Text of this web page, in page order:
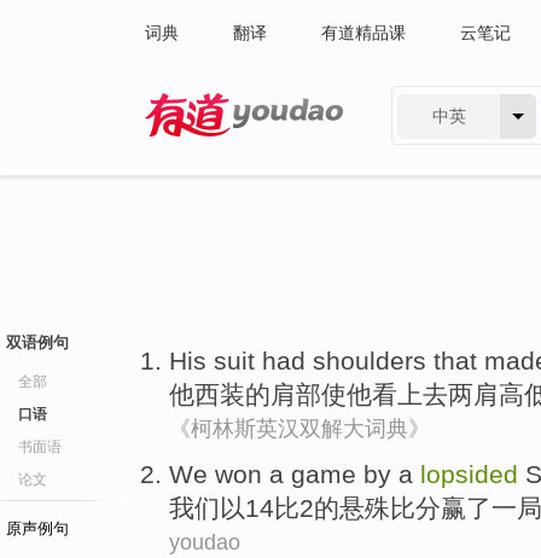
词典 翻译 有道精品课 云笔记
中英
双语例句
全部
口语
书面语
论文
原声例句
His suit had shoulders that
他西装的肩部使他看上去两肩高
《柯林斯英汉双解大词典》
We won a game by a lopsided
我们 以14比2的悬殊比分赢了一局
youdao